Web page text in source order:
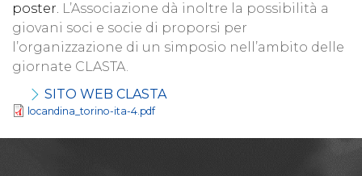
poster. L’Associazione dà inoltre la possibilità a
giovani soci e socie di proporsi per
l’organizzazione di un simposio nell’ambito delle
giornate CLASTA.
SITO WEB CLASTA
locandina_torino-ita-4.pdf